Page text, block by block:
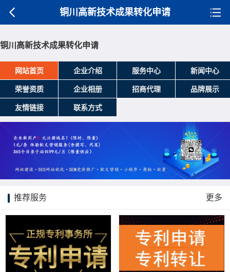
铜川高新技术成果转化申请
铜川高新技术成果转化申请
网站首页 企业介绍 服务中心 新闻中心
荣誉资质 企业相册 招商代理 品牌展示
友情链接 联系方式
推荐服务 更多